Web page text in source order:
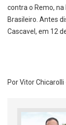
contra o Remo,
Brasileiro. Antes
Cascavel, em 12
Por Vitor Chicarolli